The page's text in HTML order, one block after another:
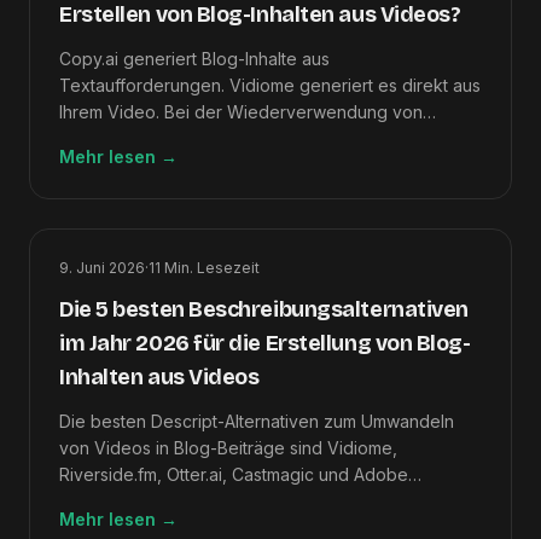
Erstellen von Blog-Inhalten aus Videos?
Copy.ai generiert Blog-Inhalte aus
Textaufforderungen. Vidiome generiert es direkt aus
Ihrem Video. Bei der Wiederverwendung von
Unterschieds die schnellere und genauere Wahl.
Mehr lesen →
9. Juni 2026·11 Min. Lesezeit
Die 5 besten Beschreibungsalternativen
im Jahr 2026 für die Erstellung von Blog-
Inhalten aus Videos
Die besten Descript-Alternativen zum Umwandeln
von Videos in Blog-Beiträge sind Vidiome,
Riverside.fm, Otter.ai, Castmagic und Adobe
Ausgabequalität.
Mehr lesen →